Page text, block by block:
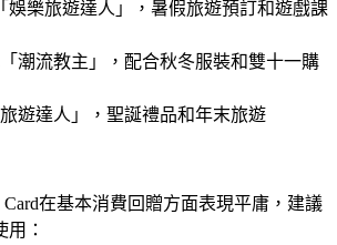
娛樂旅遊達人」，暑假旅遊預訂和遊戲課
潮流教主」，配合秋冬服裝和雙十一購
遊達人」，聖誕禮品和年末旅遊
Card在基本消費回贈方面表現平庸，建議
：